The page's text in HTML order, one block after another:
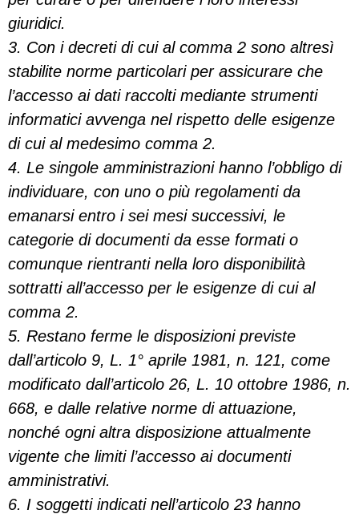
giuridici.
3. Con i decreti di cui al comma 2 sono altresì
stabilite norme particolari per assicurare che
l’accesso ai dati raccolti mediante strumenti
informatici avvenga nel rispetto delle esigenze
di cui al medesimo comma 2.
4. Le singole amministrazioni hanno l’obbligo di
individuare, con uno o più regolamenti da
emanarsi entro i sei mesi successivi, le
categorie di documenti da esse formati o
comunque rientranti nella loro disponibilità
sottratti all’accesso per le esigenze di cui al
comma 2.
5. Restano ferme le disposizioni previste
dall’articolo 9, L. 1° aprile 1981, n. 121, come
modificato dall’articolo 26, L. 10 ottobre 1986, n.
668, e dalle relative norme di attuazione,
nonché ogni altra disposizione attualmente
vigente che limiti l’accesso ai documenti
amministrativi.
6. I soggetti indicati nell’articolo 23 hanno